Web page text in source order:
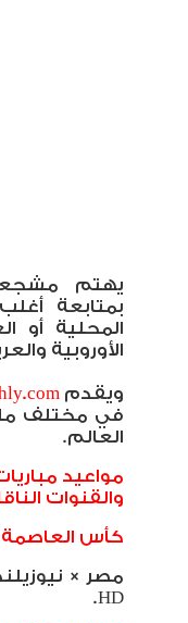
يهتم
بمتابعة
المحلية أو
الأوروبية
ويقدم
في مختلف
العالم.
والقنوات
كأس العاصمة
مصر × نيوزيلندا – 10:00
HD
.